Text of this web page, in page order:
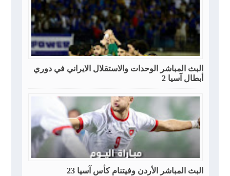
البث المباشر الوحدات والاستقلال الايراني في دوري
أبطال آسيا 2
البث المباشر الأردن وفيتنام كأس آسيا 23